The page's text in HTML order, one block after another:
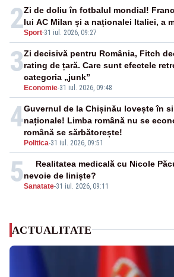
2Sport-31 iul. 2026, 09:27
Zi de doliu în fotbalul mondial!
lui AC Milan și a naționalei Italiei, a
3
Economie-31 iul. 2026, 09:48
Zi decisivă pentru România, Fitch
rating de țară. Care sunt efectele
categoria „junk”
4
Politica-31 iul. 2026, 09:51
Guvernul de la Chișinău lovește în
naționale! Limba română nu se
română se sărbătorește!
5Sanatate-31 iul. 2026, 09:11
Realitatea medicală cu Nicole
nevoie de liniște?
ACTUALITATE